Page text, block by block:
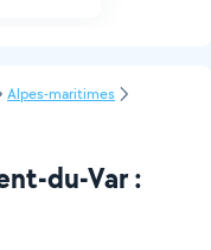
Alpes-maritimes
du-Var :